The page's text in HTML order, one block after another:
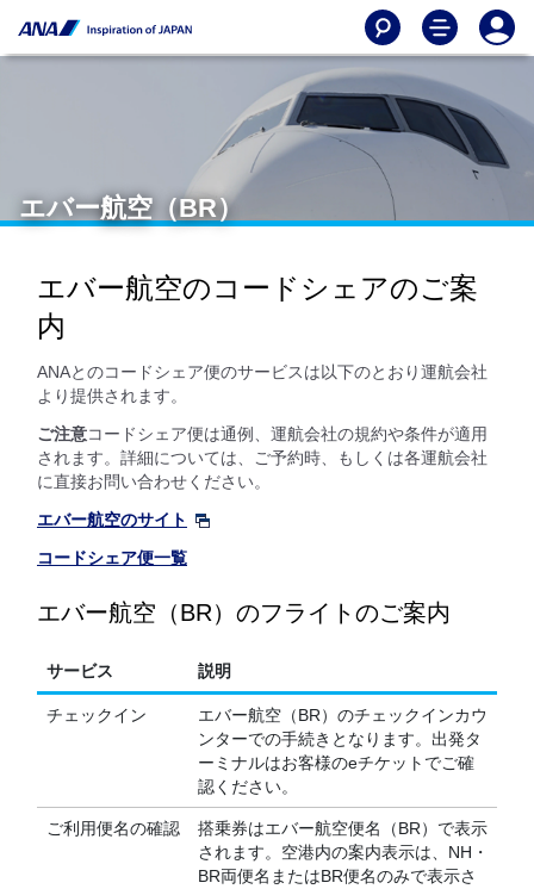
エバー航空（BR）
エバー航空のコードシェアのご案
内
ANAとのコードシェア便のサービスは以下のとおり運航会社
より提供されます。
ご注意コードシェア便は通例、運航会社の規約や条件が適用
されます。詳細については、ご予約時、もしくは各運航会社
に直接お問い合わせください。
エバー航空のサイト
コードシェア便一覧
エバー航空（BR）のフライトのご案内
サービス 説明
チェックイン
エバー航空（BR）のチェックインカウ
ンターでの手続きとなります。出発タ
ーミナルはお客様のeチケットでご確
認ください。
ご利用便名の確認
搭乗券はエバー航空便名（BR）で表示
されます。空港内の案内表示は、NH・
BR両便名またはBR便名のみで表示さ